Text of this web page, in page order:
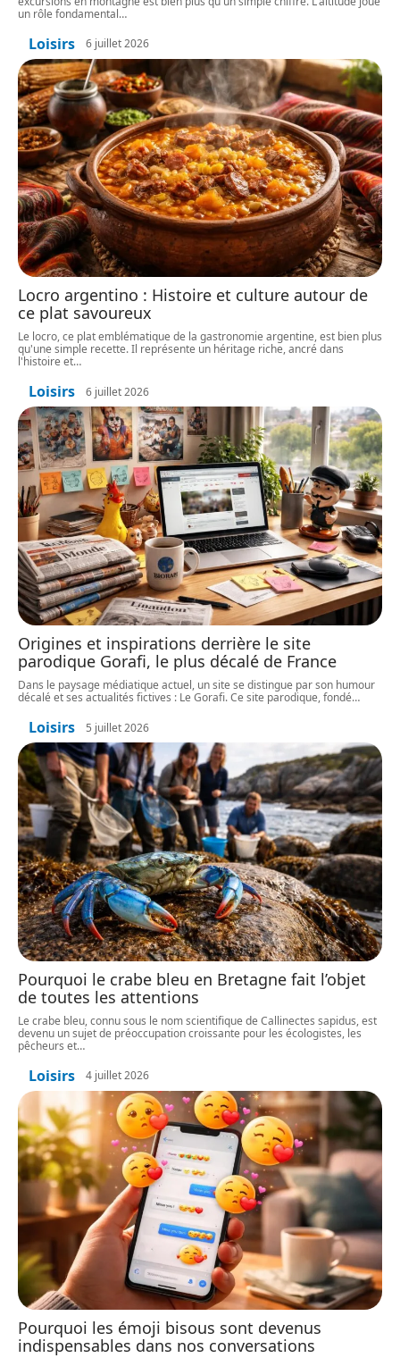
un rôle fondamental…
Loisirs 6 juillet 2026
Locro argentino : Histoire et culture autour de
ce plat savoureux
Le locro, ce plat emblématique de la gastronomie argentine, est bien plus
qu'une simple recette. Il représente un héritage riche, ancré dans
l'histoire et…
Loisirs 6 juillet 2026
Origines et inspirations derrière le site
parodique Gorafi, le plus décalé de France
Dans le paysage médiatique actuel, un site se distingue par son humour
décalé et ses actualités fictives : Le Gorafi. Ce site parodique, fondé…
Loisirs 5 juillet 2026
Pourquoi le crabe bleu en Bretagne fait l’objet
de toutes les attentions
Le crabe bleu, connu sous le nom scientifique de Callinectes sapidus, est
devenu un sujet de préoccupation croissante pour les écologistes, les
pêcheurs et…
Loisirs 4 juillet 2026
Pourquoi les émoji bisous sont devenus
indispensables dans nos conversations